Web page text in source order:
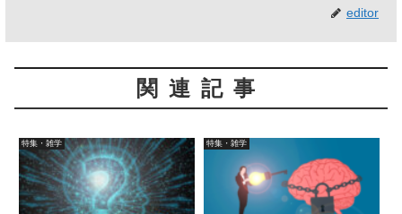
editor
関連記事
特集・雑学 特集・雑学